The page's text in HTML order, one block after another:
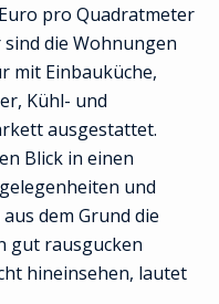
pro Quadratmeter
die Wohnungen
mit Einbauküche,
Kühl- und
ausgestattet.
Blick in einen
und
dem Grund die
gut rausgucken
hineinsehen, lautet